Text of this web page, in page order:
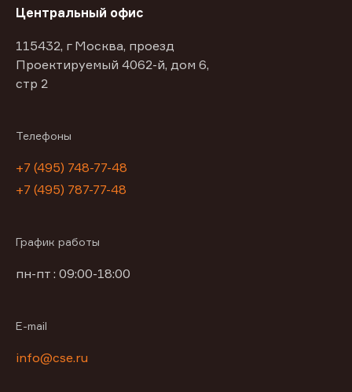
Центральный офис
115432, г Москва, проезд
Проектируемый 4062-й, дом 6,
стр 2
Телефоны
+7 (495) 748-77-48
+7 (495) 787-77-48
График работы
пн-пт : 09:00-18:00
E-mail
info@cse.ru